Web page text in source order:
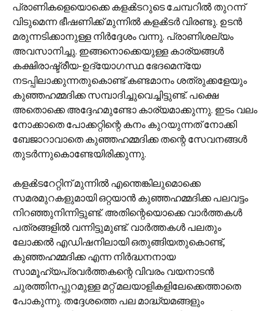
പ്രാണികളെയൊക്കെ കളക്‍ടറുടെ ചേമ്പറില്‍ തുറന്ന്
വിടുമെന്ന ഭീഷണിക്ക് മുന്നില്‍ കളക്‍ടര്‍ വിരണ്ടു. ഉടന്‍
മരുന്നടിക്കാനുള്ള നിര്‍ദ്ദേശം വന്നു. പ്രാണിശല്യം
അവസാനിച്ചു. ഇങ്ങനൊക്കെയുള്ള കാര്യങ്ങള്‍
കക്ഷിരാഷ്ട്രീയ-ഉദ്യോഗസ്ഥ ഭേദമെന്യേ
നടപ്പിലാക്കുന്നതുകൊണ്ട് കണ്ടമാനം ശത്രുക്കളേയും
കുഞ്ഞഹമ്മദിക്ക സമ്പാദിച്ചുവെച്ചിട്ടുണ്ട്. പക്ഷെ
അതൊക്കെ അദ്ദേഹമുണ്ടോ കാര്യമാക്കുന്നു. ഇടം വലം
നോക്കാതെ പോക്കറ്റിന്റെ കനം കുറയുന്നത് നോക്കി
ബേജാറാവാതെ കുഞ്ഞഹമ്മദിക്ക തന്റെ സേവനങ്ങള്‍
തുടര്‍ന്നുകൊണ്ടേയിരിക്കുന്നു.
കളക്‍ടറേറ്റിന് മുന്നില്‍ എന്തെങ്കിലുമൊക്കെ
സമരമുറകളുമായി ഒറ്റയാന്‍ കുഞ്ഞഹമ്മദിക്ക പലവട്ടം
നിറഞ്ഞുനിന്നിട്ടുണ്ട്. അതിന്റെയൊക്കെ വാര്‍ത്തകള്‍
പത്രങ്ങളില്‍ വന്നിട്ടുമുണ്ട്. വാര്‍ത്തകള്‍ പലതും
ലോക്കല്‍ എഡിഷനിലായി ഒതുങ്ങിയതുകൊണ്ട്,
കുഞ്ഞഹമ്മദിക്ക എന്ന നിര്‍ദ്ധനനായ
സാമൂഹ്യപ്രവര്‍ത്തകന്റെ വിവരം വയനാടന്‍
ചുരത്തിനപ്പുറമുള്ള മറ്റ് മലയാളികളിലേക്കെത്താതെ
പോകുന്നു. തദ്ദേശത്തെ പല മാദ്ധ്യമങ്ങളും